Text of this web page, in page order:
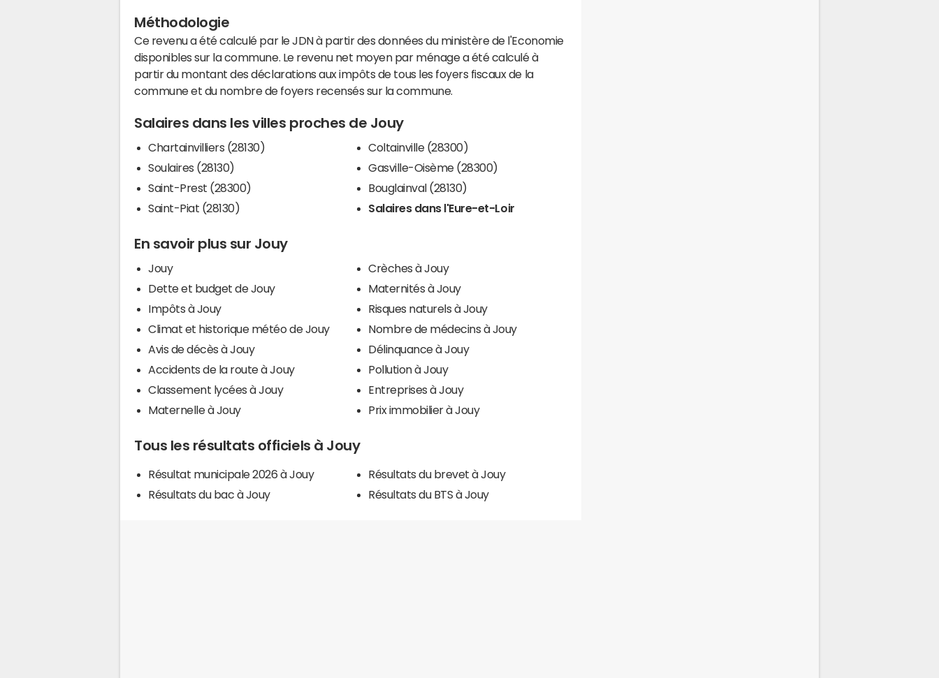
Méthodologie
Ce revenu a été calculé par le JDN à partir des données du ministère de l'Economie
disponibles sur la commune. Le revenu net moyen par ménage a été calculé à
partir du montant des déclarations aux impôts de tous les foyers fiscaux de la
commune et du nombre de foyers recensés sur la commune.
Salaires dans les villes proches de Jouy
Chartainvilliers (28130)
Soulaires (28130)
Saint-Prest (28300)
Saint-Piat (28130)
Coltainville (28300)
Gasville-Oisème (28300)
Bouglainval (28130)
Salaires dans l'Eure-et-Loir
En savoir plus sur Jouy
Jouy
Dette et budget de Jouy
Impôts à Jouy
Climat et historique météo de Jouy
Avis de décès à Jouy
Accidents de la route à Jouy
Classement lycées à Jouy
Maternelle à Jouy
Crèches à Jouy
Maternités à Jouy
Risques naturels à Jouy
Nombre de médecins à Jouy
Délinquance à Jouy
Pollution à Jouy
Entreprises à Jouy
Prix immobilier à Jouy
Tous les résultats officiels à Jouy
Résultat municipale 2026 à Jouy
Résultats du bac à Jouy
Résultats du brevet à Jouy
Résultats du BTS à Jouy